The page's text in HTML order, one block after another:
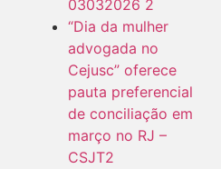
03032026 2
“Dia da mulher
advogada no
Cejusc” oferece
pauta preferencial
de conciliação em
março no RJ –
CSJT2